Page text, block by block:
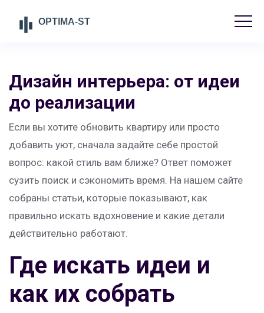
Дизайн интерьера: от идеи
до реализации
Если вы хотите обновить квартиру или просто
добавить уют, сначала задайте себе простой
вопрос: какой стиль вам ближе? Ответ поможет
сузить поиск и сэкономить время. На нашем сайте
собраны статьи, которые показывают, как
правильно искать вдохновение и какие детали
действительно работают.
Где искать идеи и
как их собрать